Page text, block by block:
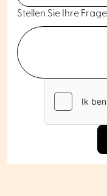
Stellen Sie Ihre